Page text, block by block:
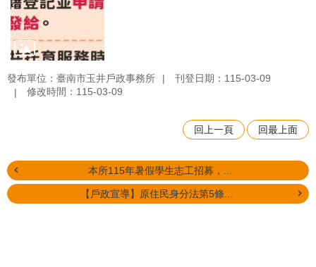
發布單位：臺南市玉井戶政事務所
刊登日期：115-03-09
修改時間：115-03-09
回上一頁 回最上面
本所115年暑假學生志工招募，...
【戶政宣導】原住民身分法第5條...